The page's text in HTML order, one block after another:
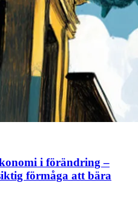
i förändring –
förmåga att bära